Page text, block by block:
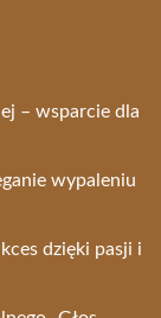
– wsparcie dla
wypaleniu
dzięki pasji i